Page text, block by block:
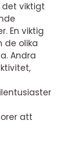
det viktigt
En viktig
de olika
Andra
att